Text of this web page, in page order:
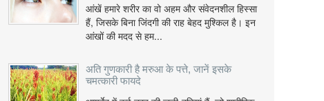
आंखें हमारे शरीर का वो अहम और संवेदनशील हिस्सा
हैं, जिसके बिना जिंदगी की राह बेहद मुश्किल है। इन
आंखों की मदद से हम...
अति गुणकारी है मरुआ के पत्ते, जानें इसके
चमत्कारी फायदे